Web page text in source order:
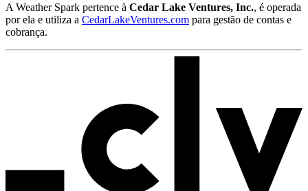
A Weather Spark pertence à Cedar Lake Ventures, Inc., é operada
por ela e utiliza a CedarLakeVentures.com para gestão de contas e
cobrança.